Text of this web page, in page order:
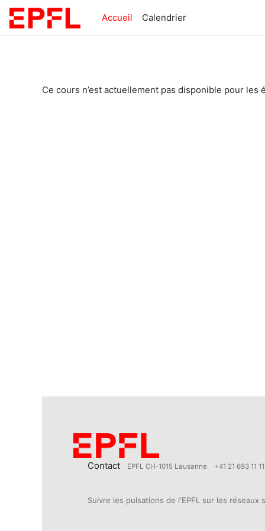
Passer au contenu principal
Accueil
Calendrier
Ce cours n’est actuellement pas disponible pour les
Contact EPFL CH-1015 Lausanne +41 21 693 11 11
Suivre les pulsations de l'EPFL sur les réseaux